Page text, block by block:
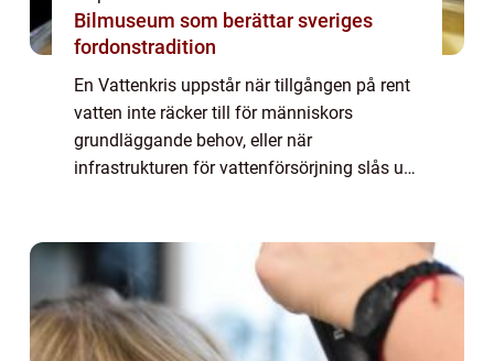
Bilmuseum som berättar sveriges
fordonstradition
En Vattenkris uppstår när tillgången på rent
vatten inte räcker till för människors
grundläggande behov, eller när
infrastrukturen för vattenförsörjning slås ut.
vat...